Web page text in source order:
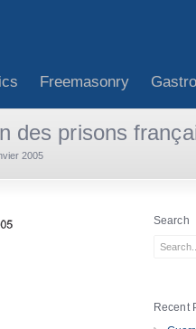
Freemasonry
des prisons
2005
Search
Recent